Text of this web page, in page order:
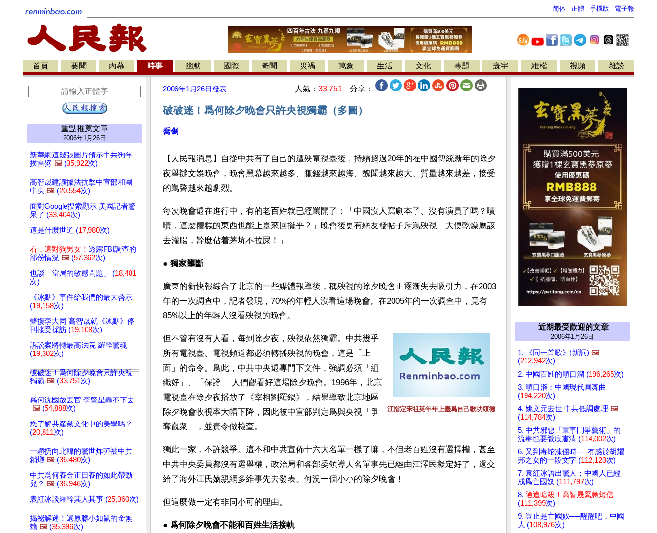
简体 - 正體 - 手機版 - 電子報
首頁 要聞 內幕 時事 幽默 國際 奇聞 災禍 萬象 生活 文化 專題 寰宇 維權 視頻 雜談
重點推薦文章
2006年1月26日
新華網這幾張圖片預示中共狗年
挨雷劈 🖼️ (35,922次)
高智晟建議據法抗擊中宣部和團
中央 🖼️ (20,554次)
面對Google搜索顯示 美國記者驚
呆了 (33,404次)
這是什麼世道 (17,980次)
看，這對狗男女！透露FBI調查的
部份情況 🖼️ (57,362次)
也談「當局的敏感問題」 (18,481
次)
《冰點》事件給我們的最大啓示
(19,158次)
聲援李大同 高智晟就《冰點》停
刊接受採訪 (19,108次)
訴訟案將轉最高法院 羅幹驚魂
(19,302次)
破破迷！爲何除夕晚會只許央視
獨霸 🖼️ (33,751次)
爲何沈國放丟官 李肇星轟不下去
🖼️ (54,888次)
您了解共產黨文化中的美學嗎？
(20,811次)
一顆扔向北韓的驚世炸彈被中共
銷燬 🖼️ (36,480次)
中共爲何養金正日養的如此帶勁
兒？ 🖼️ (36,946次)
袁紅冰談羅幹其人其事 (25,360次)
揭祕解迷！還原膽小如鼠的金無
賴 🖼️ (35,396次)
2006年1月26日發表 人氣： 33,751 分享：
破破迷！爲何除夕晚會只許央視獨霸（多圖）
喬劁
【人民報消息】自從中共有了自己的遭殃電視臺後，持續超過20年的在中國傳統新年的除夕
夜舉辦文娛晚會，晚會黑幕越來越多、賺錢越來越海、醜聞越來越大、質量越來越差，接受
的罵聲越來越劇烈。
每次晚會還在進行中，有的老百姓就已經罵開了：「中國沒人寫劇本了、沒有演員了嗎？嘖
嘖，這麼糟糕的東西也能上臺來回擺乎？」晚會後更有網友發帖子斥罵殃視「大便乾燥應該
去灌腸，幹麼佔着茅坑不拉屎！」
● 獨家壟斷
廣東的新快報綜合了北京的一些媒體報導後，稱殃視的除夕晚會正逐漸失去吸引力，在2003
年的一次調查中，記者發現，70%的年輕人沒看這場晚會。在2005年的一次調查中，竟有
85%以上的年輕人沒看殃視的晚會。
江指定宋祖英年年上臺爲自己歌功頌德
但不管有沒有人看，每到除夕夜，殃視依然獨霸。中共幾乎
所有電視臺、電視頻道都必須轉播殃視的晚會，這是「上
面」的命令。爲此，中共中央還專門下文件，強調必須「組
織好」、「保證」 人們觀看好這場除夕晚會。1996年，北京
電視臺在除夕夜播放了《宰相劉羅鍋》，結果導致北京地區
除夕晚會收視率大幅下降，因此被中宣部判定爲與央視「爭
奪觀衆」，並責令做檢查。
獨此一家，不許競爭。這不和中共宣佈十六大名單一樣了嘛，不但老百姓沒有選擇權，甚至
中共中央委員都沒有選舉權，政治局和各部委領導人名單事先已經由江澤民擬定好了，還交
給了海外江氏嫡親網多維事先去發表。何況一個小小的除夕晚會！
但這麼做一定有非同小可的理由。
● 爲何除夕晚會不能和百姓生活接軌
近期最受歡迎的文章
2006年1月26日
1. 《同一首歌》(新詞) 🖼️
(212,942次)
2. 中國百姓的順口溜 (196,265次)
3. 順口溜：中國現代圓舞曲
(194,220次)
4. 姚文元去世 中共低調處理 🖼️
(114,784次)
5. 中共邪惡「軍事鬥爭藝術」的
流毒也要徹底肅清 (114,002次)
6. 又到毒蛇凍僵時──有感於胡耀
邦之女的一段文字 (112,123次)
7. 袁紅冰語出驚人：中國人已經
成爲亡國奴 (111,797次)
8. 險遭暗殺！高智晟緊急短信
(111,399次)
9. 豈止是亡國奴──醒醒吧，中國
人 (108,976次)